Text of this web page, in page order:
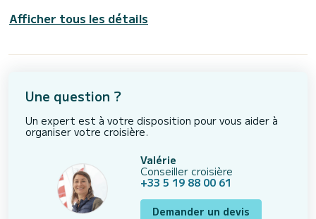
Afficher tous les détails
Une question ?
Un expert est à votre disposition pour vous aider à
organiser votre croisière.
Valérie
Conseiller croisière
+33 5 19 88 00 61
Demander un devis